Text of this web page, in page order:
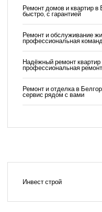
Ремонт домов и квартир в
быстро, с гарантией
Ремонт и обслуживание
профессиональная
Надёжный ремонт
профессиональная
Ремонт и отделка в
сервис рядом с вами
Инвест строй